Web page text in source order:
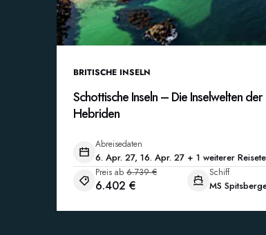
BRITISCHE INSELN
Schottische Inseln – Die Inselwelten der
Hebriden
Abreisedaten
6. Apr. 27, 16. Apr. 27 + 1 weiterer
Preis ab 6.739 €
6.402 €
Schiff
MS